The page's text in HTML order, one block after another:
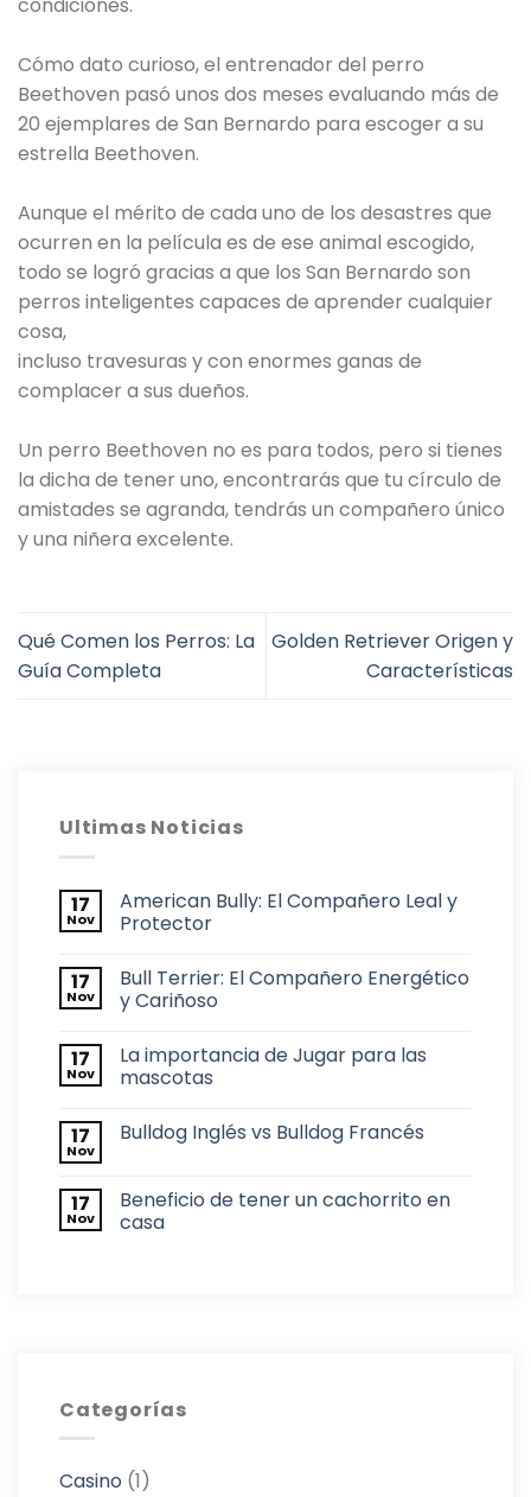
Cómo dato curioso, el entrenador del perro
Beethoven pasó unos dos meses evaluando más de
20 ejemplares de San Bernardo para escoger a su
estrella Beethoven.
Aunque el mérito de cada uno de los desastres que
ocurren en la película es de ese animal escogido,
todo se logró gracias a que los San Bernardo son
perros inteligentes capaces de aprender cualquier
cosa,
incluso travesuras y con enormes ganas de
complacer a sus dueños.
Un perro Beethoven no es para todos, pero si tienes
la dicha de tener uno, encontrarás que tu círculo de
amistades se agranda, tendrás un compañero único
y una niñera excelente.
Qué Comen los Perros: La
Guía Completa
Golden Retriever Origen y
Características
Ultimas Noticias
17
Nov
American Bully: El Compañero Leal y
Protector
17
Nov
Bull Terrier: El Compañero Energético
y Cariñoso
17
Nov
La importancia de Jugar para las
mascotas
17
Nov
Bulldog Inglés vs Bulldog Francés
17
Nov
Beneficio de tener un cachorrito en
casa
Categorías
Casino (1)